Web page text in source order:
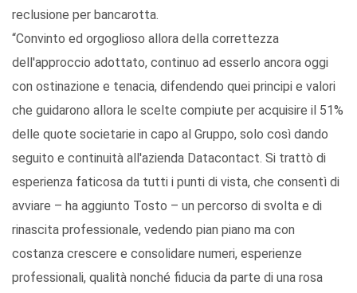
reclusione per bancarotta.
“Convinto ed orgoglioso allora della correttezza
dell'approccio adottato, continuo ad esserlo ancora oggi
con ostinazione e tenacia, difendendo quei principi e valori
che guidarono allora le scelte compiute per acquisire il 51%
delle quote societarie in capo al Gruppo, solo così dando
seguito e continuità all'azienda Datacontact. Si trattò di
esperienza faticosa da tutti i punti di vista, che consentì di
avviare – ha aggiunto Tosto – un percorso di svolta e di
rinascita professionale, vedendo pian piano ma con
costanza crescere e consolidare numeri, esperienze
professionali, qualità nonché fiducia da parte di una rosa